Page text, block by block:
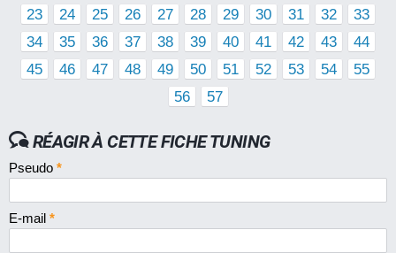
23
24 25 26 27 28 29 30 31 32
33
34
35 36 37 38 39 40 41 42 43
44
45
46 47 48 49 50 51 52 53 54
55
56
57
RÉAGIR À CETTE FICHE TUNING
Pseudo *
E-mail *